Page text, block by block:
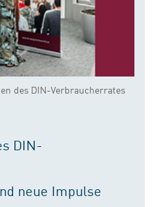
des DIN-Verbraucherrates
DIN-
neue Impulse